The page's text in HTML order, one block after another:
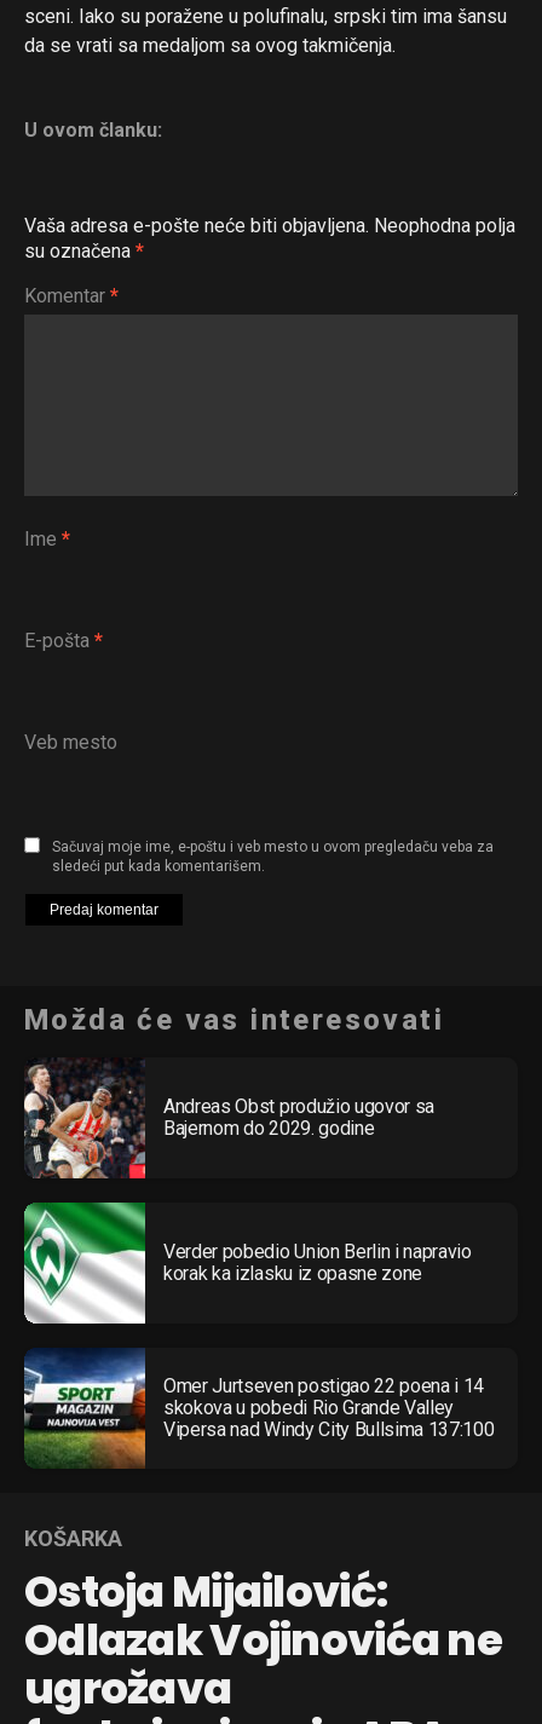
sceni. Iako su poražene u polufinalu, srpski tim ima šansu
da se vrati sa medaljom sa ovog takmičenja.
U ovom članku:
Vaša adresa e-pošte neće biti objavljena. Neophodna polja
su označena *
Komentar *
Ime *
E-pošta *
Veb mesto
Sačuvaj moje ime, e-poštu i veb mesto u ovom pregledaču veba za
sledeći put kada komentarišem.
Možda će vas interesovati
Andreas Obst produžio ugovor sa
Bajernom do 2029. godine
Verder pobedio Union Berlin i napravio
korak ka izlasku iz opasne zone
Omer Jurtseven postigao 22 poena i 14
skokova u pobedi Rio Grande Valley
Vipersa nad Windy City Bullsima 137:100
KOŠARKA
Ostoja Mijailović:
Odlazak Vojinovića ne
ugrožava